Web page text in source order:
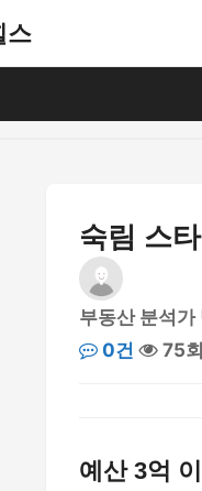
스
숙림 스
부동산 분석가
0건
75회
예산 3억